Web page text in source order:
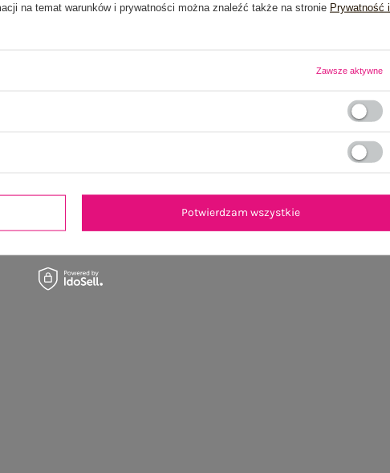
(0)
na temat warunków i prywatności można znaleźć także na stronie Prywatność i
Zawsze aktywne
Potwierdzam wszystkie